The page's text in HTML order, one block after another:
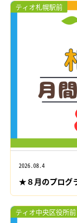
ティオ札幌駅前
2026.08.4
★８月のプログ
ティオ中央区役所前